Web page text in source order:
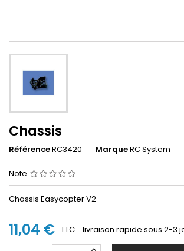
Chassis
RéférenceRC3420 MarqueRC System
Note
Chassis Easycopter V2
11,04 € TTC livraison rapide sous 2-3